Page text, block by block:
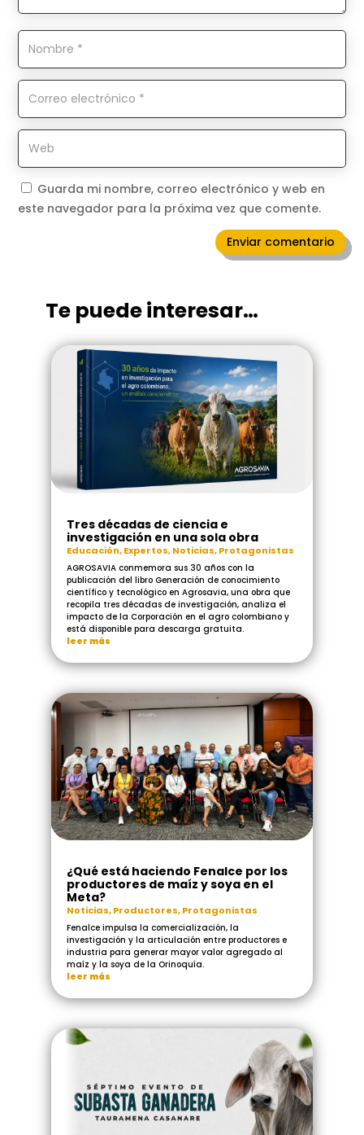
Guarda mi nombre, correo electrónico y web en
este navegador para la próxima vez que comente.
Enviar comentario
Te puede interesar…
Tres décadas de ciencia e
investigación en una sola obra
Educación,Expertos,Noticias,Protagonistas
AGROSAVIA conmemora sus 30 años con la
publicación del libro Generación de conocimiento
científico y tecnológico en Agrosavia, una obra que
recopila tres décadas de investigación, analiza el
impacto de la Corporación en el agro colombiano y
está disponible para descarga gratuita.
leer más
¿Qué está haciendo Fenalce por los
productores de maíz y soya en el
Meta?
Noticias,Productores,Protagonistas
Fenalce impulsa la comercialización, la
investigación y la articulación entre productores e
industria para generar mayor valor agregado al
maíz y la soya de la Orinoquía.
leer más